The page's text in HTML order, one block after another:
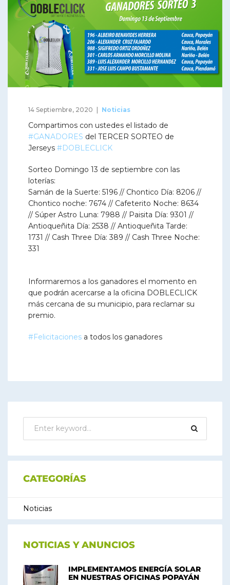
14 Septiembre, 2020 Noticias
Compartimos con ustedes el listado de
#GANADORES del TERCER SORTEO de
Jerseys #DOBLECLICK
Sorteo Domingo 13 de septiembre con las
loterías:
Samán de la Suerte: 5196 // Chontico Día: 8206 //
Chontico noche: 7674 // Cafeterito Noche: 8634
// Súper Astro Luna: 7988 // Paisita Día: 9301 //
Antioqueñita Día: 2538 // Antioqueñita Tarde:
1731 // Cash Three Día: 389 // Cash Three Noche:
331
Informaremos a los ganadores el momento en
que podrán acercarse a la oficina DOBLECLICK
más cercana de su municipio, para reclamar su
premio.
#Felicitaciones a todos los ganadores
CATEGORÍAS
Noticias
NOTICIAS Y ANUNCIOS
IMPLEMENTAMOS ENERGÍA SOLAR
EN NUESTRAS OFICINAS POPAYÁN